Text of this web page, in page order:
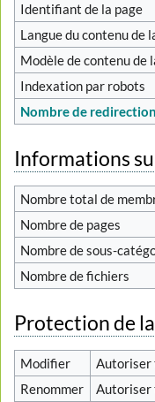
Identifiant de la page
Langue du contenu de
Modèle de contenu de
Indexation par robots
Nombre de
Informations
Nombre total de
Nombre de pages
Nombre de sous-
Nombre de fichiers
Protection de
Modifier
Autoriser
Renommer
Autoriser